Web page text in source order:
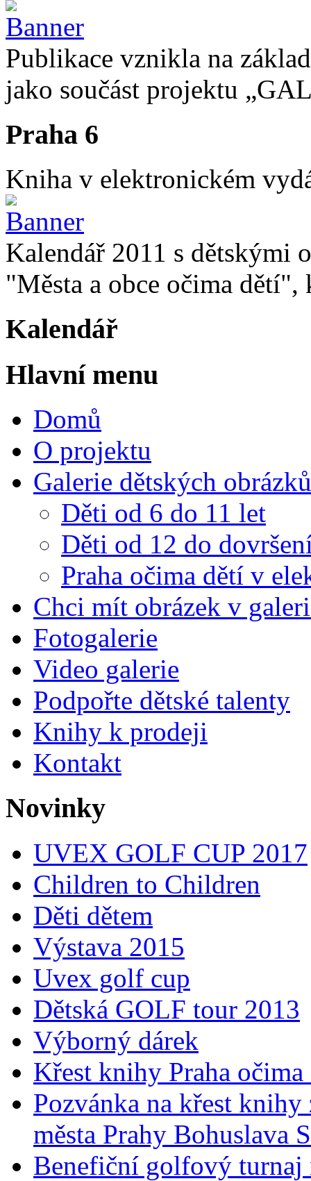
Publikace vznikla na
jako součást projektu
Praha 6
Kniha v elektronickém
Kalendář 2011 s dětskými
"Města a obce očima
Kalendář
Hlavní menu
Domů
O projektu
Galerie dětských obrázků
Děti od 6 do 11 let
Děti od 12 do
Praha očima dětí v
Chci mít obrázek v
Fotogalerie
Video galerie
Podpořte dětské talenty
Knihy k prodeji
Kontakt
Novinky
UVEX GOLF CUP 2017
Children to Children
Děti dětem
Výstava 2015
Uvex golf cup
Dětská GOLF tour 2013
Výborný dárek
Křest knihy Praha očima
Pozvánka na křest
města Prahy Bohuslava
Benefiční golfový turnaj